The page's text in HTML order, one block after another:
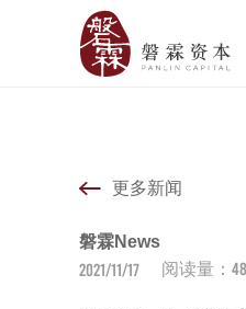
更多新闻
磐霖News
2021/11/17 阅读量：